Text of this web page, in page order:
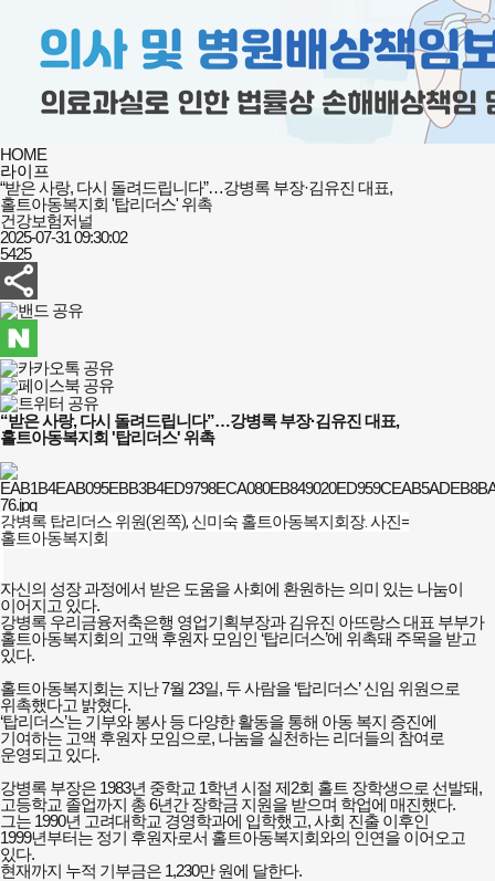
HOME
라이프
“받은 사랑, 다시 돌려드립니다”…강병록 부장·김유진 대표,
홀트아동복지회 '탑리더스' 위촉
건강보험저널
2025-07-31 09:30:02
5425
“받은 사랑, 다시 돌려드립니다”…강병록 부장·김유진 대표,
홀트아동복지회 '탑리더스' 위촉
강병록 탑리더스 위원(왼쪽), 신미숙 홀트아동복지회장. 사진=
홀트아동복지회
자신의 성장 과정에서 받은 도움을 사회에 환원하는 의미 있는 나눔이
이어지고 있다.
강병록 우리금융저축은행 영업기획부장과 김유진 아뜨랑스 대표 부부가
홀트아동복지회의 고액 후원자 모임인 ‘탑리더스’에 위촉돼 주목을 받고
있다.
홀트아동복지회는 지난 7월 23일, 두 사람을 ‘탑리더스’ 신임 위원으로
위촉했다고 밝혔다.
‘탑리더스’는 기부와 봉사 등 다양한 활동을 통해 아동 복지 증진에
기여하는 고액 후원자 모임으로, 나눔을 실천하는 리더들의 참여로
운영되고 있다.
강병록 부장은 1983년 중학교 1학년 시절 제2회 홀트 장학생으로 선발돼,
고등학교 졸업까지 총 6년간 장학금 지원을 받으며 학업에 매진했다.
그는 1990년 고려대학교 경영학과에 입학했고, 사회 진출 이후인
1999년부터는 정기 후원자로서 홀트아동복지회와의 인연을 이어오고
있다.
현재까지 누적 기부금은 1,230만 원에 달한다.